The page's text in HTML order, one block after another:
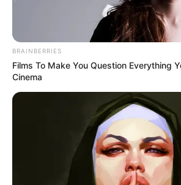
BRAINBERRIES
Films To Make You Question Everything
Cinema